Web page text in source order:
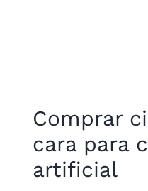
Comprar
cara para
artificial